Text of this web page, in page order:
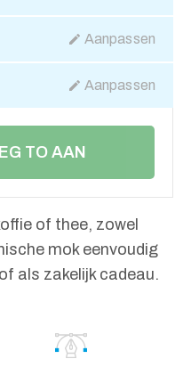
Aanpassen
Aanpassen
TO AAN
of thee, zowel
mok eenvoudig
als zakelijk cadeau.